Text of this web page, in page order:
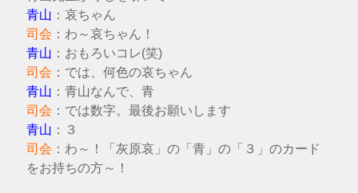
青山 ：哀ちゃん
司会 ：わ～哀ちゃん！
青山 ：おもろいコレ(笑)
司会 ：では、何色の哀ちゃん
青山 ：青山なんで、青
司会 ：では数字。最後お願いします
青山 ：３
司会 ：わ～！
「灰原哀」の「青」の「３」のカード
をお持ちの方～！